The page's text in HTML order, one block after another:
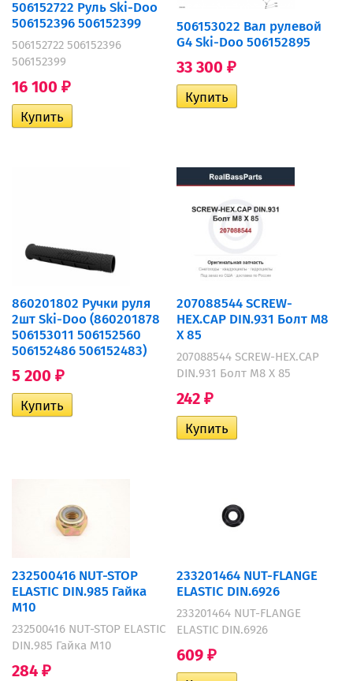
506152722 Руль Ski-Doo
506152396 506152399
506152722 506152396
506152399
16 100 ₽
506153022 Вал рулевой
G4 Ski-Doo 506152895
33 300 ₽
860201802 Ручки руля
2шт Ski-Doo (860201878
506153011 506152560
506152486 506152483)
5 200 ₽
207088544 SCREW-
HEX.CAP DIN.931 Болт M8
X 85
207088544 SCREW-HEX.CAP
DIN.931 Болт M8 X 85
242 ₽
232500416 NUT-STOP
ELASTIC DIN.985 Гайка
M10
232500416 NUT-STOP ELASTIC
DIN.985 Гайка M10
284 ₽
233201464 NUT-FLANGE
ELASTIC DIN.6926
233201464 NUT-FLANGE
ELASTIC DIN.6926
609 ₽